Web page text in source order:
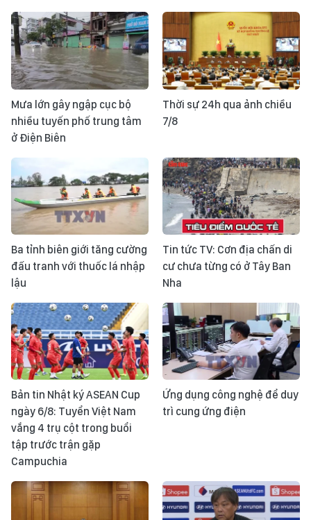
Mưa lớn gây ngập cục bộ
nhiều tuyến phố trung tâm
ở Điện Biên
Thời sự 24h qua ảnh chiều
7/8
Ba tỉnh biên giới tăng cường
đấu tranh với thuốc lá nhập
lậu
Tin tức TV: Cơn địa chấn di
cư chưa từng có ở Tây Ban
Nha
Bản tin Nhật ký ASEAN Cup
ngày 6/8: Tuyển Việt Nam
vắng 4 trụ cột trong buổi
tập trước trận gặp
Campuchia
Ứng dụng công nghệ để duy
trì cung ứng điện